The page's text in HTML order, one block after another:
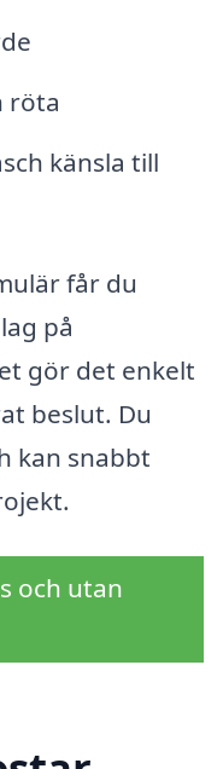
röta
känsla till
får du
på
gör det enkelt
beslut. Du
kan snabbt
och utan